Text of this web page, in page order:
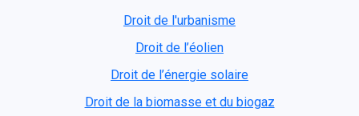
Droit de l'urbanisme
Droit de l’éolien
Droit de l’énergie solaire
Droit de la biomasse et du biogaz